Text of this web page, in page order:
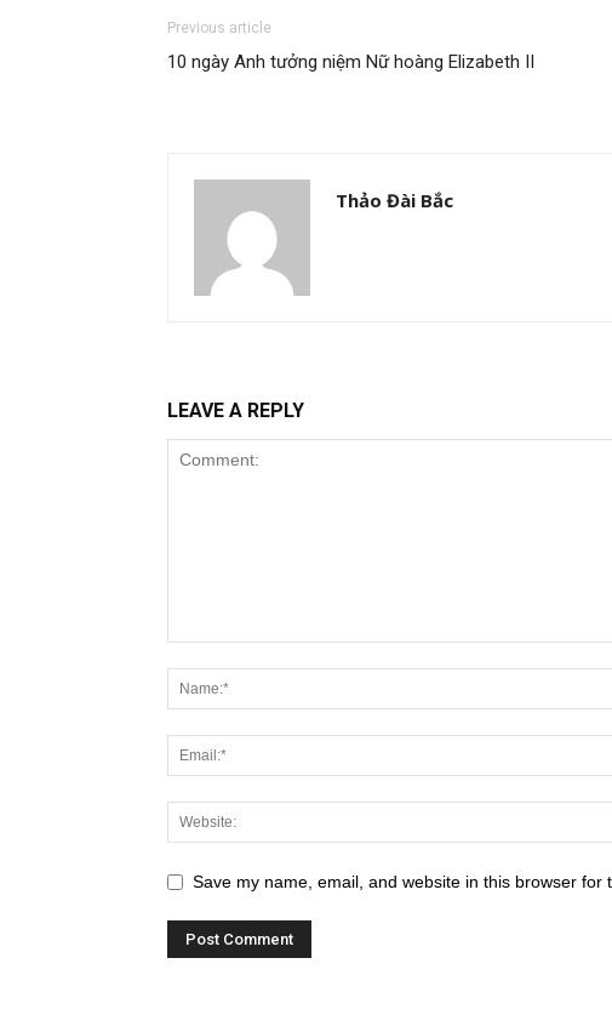
Previous article
10 ngày Anh tưởng niệm Nữ hoàng Elizabeth II
Thảo Đài Bắc
LEAVE A REPLY
Save my name, email, and website in this browser for